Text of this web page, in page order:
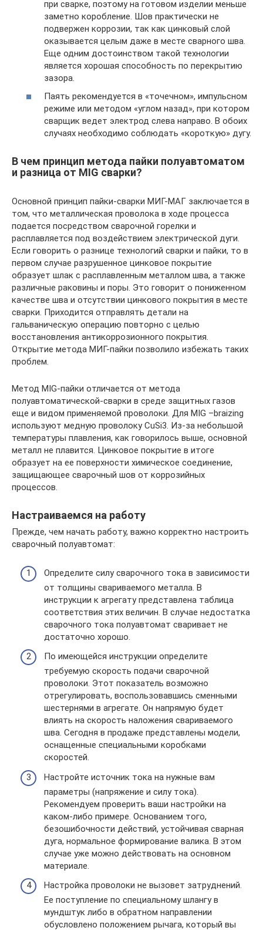
при сварке, поэтому на готовом изделии меньше
заметно коробление. Шов практически не
подвержен коррозии, так как цинковый слой
оказывается целым даже в месте сварного шва.
Еще одним достоинством такой технологии
является хорошая способность по перекрытию
зазора.
Паять рекомендуется в «точечном», импульсном
режиме или методом «углом назад», при котором
сварщик ведет электрод слева направо. В обоих
случаях необходимо соблюдать «короткую» дугу.
В чем принцип метода пайки полуавтоматом
и разница от MIG сварки?
Основной принцип пайки-сварки МИГ-МАГ заключается в
том, что металлическая проволока в ходе процесса
подается посредством сварочной горелки и
расплавляется под воздействием электрической дуги.
Если говорить о разнице технологий сварки и пайки, то в
первом случае разрушенное цинковое покрытие
образует шлак с расплавленным металлом шва, а также
различные раковины и поры. Это говорит о пониженном
качестве шва и отсутствии цинкового покрытия в месте
сварки. Приходится отправлять детали на
гальваническую операцию повторно с целью
восстановления антикоррозионного покрытия.
Открытие метода МИГ-пайки позволило избежать таких
проблем.
Метод MIG-пайки отличается от метода
полуавтоматической-сварки в среде защитных газов
еще и видом применяемой проволоки. Для MIG –braizing
используют медную проволоку CuSi3. Из-за небольшой
температуры плавления, как говорилось выше, основной
металл не плавится. Цинковое покрытие в итоге
образует на ее поверхности химическое соединение,
защищающее сварочный шов от коррозийных
процессов.
Настраиваемся на работу
Прежде, чем начать работу, важно корректно настроить
сварочный полуавтомат:
Определите силу сварочного тока в зависимости
от толщины свариваемого металла. В
инструкции к агрегату представлена таблица
соответствия этих величин. В случае недостатка
сварочного тока полуавтомат сваривает не
достаточно хорошо.
По имеющейся инструкции определите
требуемую скорость подачи сварочной
проволоки. Этот показатель возможно
отрегулировать, воспользовавшись сменными
шестернями в агрегате. Он напрямую будет
влиять на скорость наложения свариваемого
шва. Сегодня в продаже представлены модели,
оснащенные специальными коробками
скоростей.
Настройте источник тока на нужные вам
параметры (напряжение и силу тока).
Рекомендуем проверить ваши настройки на
каком-либо примере. Основанием того,
безошибочности действий, устойчивая сварная
дуга, нормальное формирование валика. В этом
случае уже можно действовать на основном
материале.
Настройка проволоки не вызовет затруднений.
Ее поступление по специальному шлангу в
мундштук либо в обратном направлении
обусловлено положением рычага, который вы